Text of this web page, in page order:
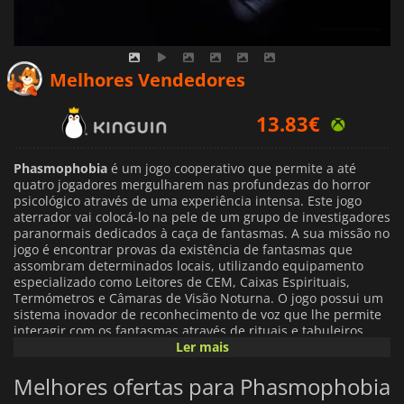
Melhores Vendedores
14.99€
17.71€
Phasmophobia é um jogo cooperativo que permite a até
quatro jogadores mergulharem nas profundezas do horror
psicológico através de uma experiência intensa. Este jogo
aterrador vai colocá-lo na pele de um grupo de investigadores
paranormais dedicados à caça de fantasmas. A sua missão no
jogo é encontrar provas da existência de fantasmas que
assombram determinados locais, utilizando equipamento
especializado como Leitores de CEM, Caixas Espirituais,
Termómetros e Câmaras de Visão Noturna. O jogo possui um
sistema inovador de reconhecimento de voz que lhe permite
interagir com os fantasmas através de rituais e tabuleiros
Ouija e oferece uma experiência bastante envolvente à
tentam assustá-lo ou magoá-lo.
Ler mais
Melhores ofertas para Phasmophobia